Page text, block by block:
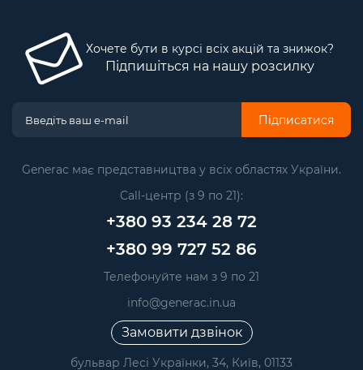
Хочете бути в курсі всіх акцій та знижок?
Підпишіться на нашу розсилку
Підписатися
Generac має представництва у всіх областях України.
Call-центр (з 9 по 21):
+380 93 234 28 72
+380 99 727 52 86
Телефонуйте нам з 9 по 21
info@generac.in.ua
Замовити дзвінок
бульвар Лесі Українки, 34, Київ, 01133